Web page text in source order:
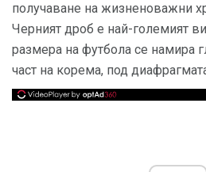
получаване на жизненоважни
Черният дроб е най-големият
размера на футбола се намира
част на корема, под